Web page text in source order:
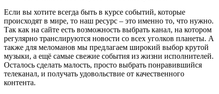
Если вы хотите всегда быть в курсе событий, которые
происходят в мире, то наш ресурс – это именно то, что нужно.
Так как на сайте есть возможность выбрать канал, на котором
регулярно транслируются новости со всех уголков планеты. А
также для меломанов мы предлагаем широкий выбор крутой
музыки, а ещё самые свежие события из жизни исполнителей.
Осталось сделать малость, просто выбрать понравившийся
телеканал, и получать удовольствие от качественного
контента.